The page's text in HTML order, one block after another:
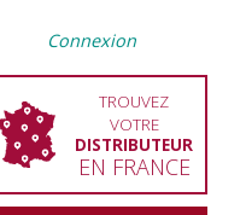
Connexion
TROUVEZ
VOTRE
DISTRIBUTEUR
EN FRANCE